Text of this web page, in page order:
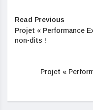
Read Previous
Projet « Performance
non-dits !
Projet «